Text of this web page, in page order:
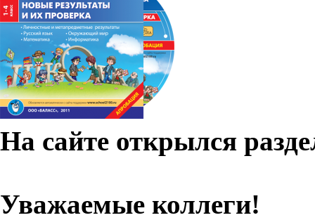
На сайте открылся
Уважаемые коллеги!